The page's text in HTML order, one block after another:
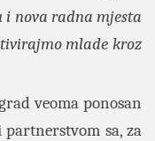
nova radna mjesta
mlade kroz
veoma ponosan
sa, za